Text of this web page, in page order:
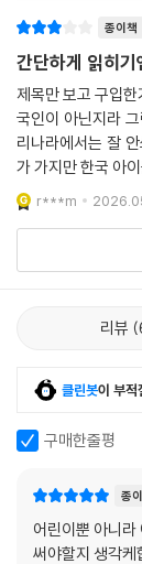
이다. 아이가 무심
‘미운 말’에 어떻게
‘예쁜 말’을 알려
●누적 판매 1000
사이토 다카시는
니케이션론 전문가
의 총괄 지도를 맡
현장에서 쌓은 풍
아이들의 눈높이
부수 1000만 부가
도》, 《소중해 소중
하고 귀여운 캐릭
레이아웃은 아이
종이책
간단하게 읽히
제목만 보고 구입
국인이 아닌지라
리나라에서는 잘
가 가지만 한국 아
r***m
리뷰
클린봇이 부적
구매한줄평
종
어린이뿐 아니라
써야할지 생각케